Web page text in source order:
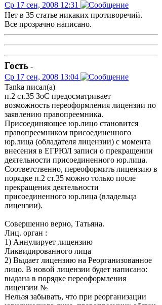
Ср 17 сен, 2008 12:31
Нет в 35 статье никаких противоречий.
Все прозрачно написано.
Гость -
Ср 17 сен, 2008 13:04
Tanka писал(а)
п.2 ст.35 ЗоС предосматривает
возможность переоформления лицензии по
заявлению правопреемника.
Присоединяющее юр.лицо становится
правопреемником присоединенного
юр.лица (обладателя лицензии) с момента
внесения в ЕГРЮЛ записи о прекращении
деятельности присоединенного юр.лица.
Соответственно, переоформить лицензию в
порядке п.2 ст.35 можно только после
прекращения деятельности
присоединенного юр.лица (владельца
лицензии).
Совершенно верно, Татьяна.
Лиц. орган :
1) Аннулирует лицензию
Ликвидированного лица
2) Выдает лицензию на Реорганизованное
лицо. В новой лицензии будет написано:
выдана в порядке переоформления
лицензии №
Нельзя забывать, что при реорганизации